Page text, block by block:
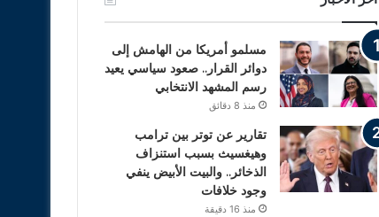
مسلمو أمريكا من الهامش إلى
دوائر القرار.. صعود سياسي يعيد
رسم المشهد الانتخابي
منذ 8 دقائق
تقارير عن توتر بين ترامب
وهيغسيث بسبب استنزاف
الذخائر.. والبيت الأبيض ينفي
وجود خلافات
منذ 16 دقيقة